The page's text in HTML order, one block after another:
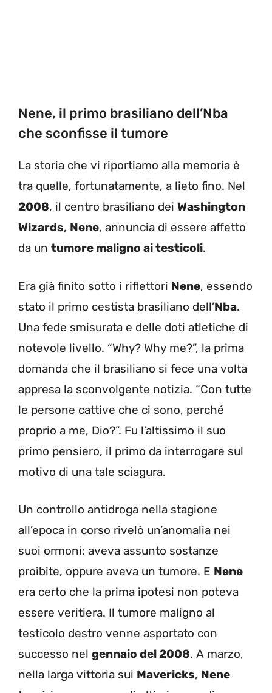
Nene, il primo brasiliano dell’Nba
che sconfisse il tumore
La storia che vi riportiamo alla memoria è
tra quelle, fortunatamente, a lieto fino. Nel
2008, il centro brasiliano dei Washington
Wizards, Nene, annuncia di essere affetto
da un tumore maligno ai testicoli.
Era già finito sotto i riflettori Nene, essendo
stato il primo cestista brasiliano dell’Nba.
Una fede smisurata e delle doti atletiche di
notevole livello. “Why? Why me?”, la prima
domanda che il brasiliano si fece una volta
appresa la sconvolgente notizia. “Con tutte
le persone cattive che ci sono, perché
proprio a me, Dio?”. Fu l’altissimo il suo
primo pensiero, il primo da interrogare sul
motivo di una tale sciagura.
Un controllo antidroga nella stagione
all’epoca in corso rivelò un’anomalia nei
suoi ormoni: aveva assunto sostanze
proibite, oppure aveva un tumore. E Nene
era certo che la prima ipotesi non poteva
essere veritiera. Il tumore maligno al
testicolo destro venne asportato con
successo nel gennaio del 2008. A marzo,
nella larga vittoria sui Mavericks, Nene